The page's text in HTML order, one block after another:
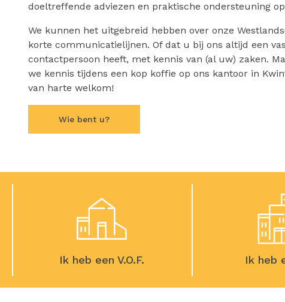
doeltreffende adviezen en praktische ondersteuning
We kunnen het uitgebreid hebben over onze
korte communicatielijnen. Of dat u bij ons altijd een
contactpersoon heeft, met kennis van (al uw) zaken.
we kennis tijdens een kop koffie op ons kantoor in
van harte welkom!
Wie bent u?
Ik heb een V.O.F. Ik heb